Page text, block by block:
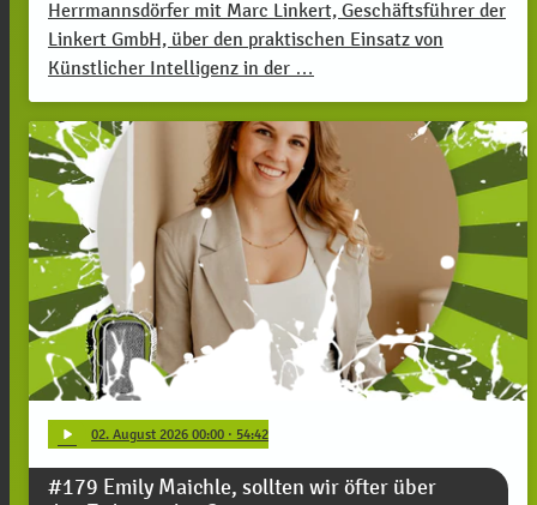
Herrmannsdörfer mit Marc Linkert, Geschäftsführer der
Linkert GmbH, über den praktischen Einsatz von
Künstlicher Intelligenz in der …
play_arrow 02. August 2026 00:00 · 54:42
#179 Emily Maichle, sollten wir öfter über